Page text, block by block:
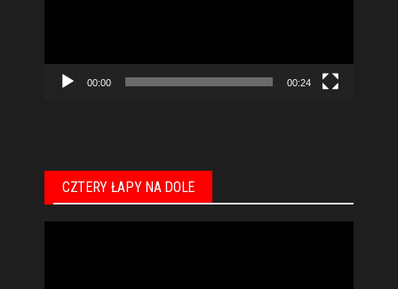
00:00 00:24
CZTERY ŁAPY NA DOLE